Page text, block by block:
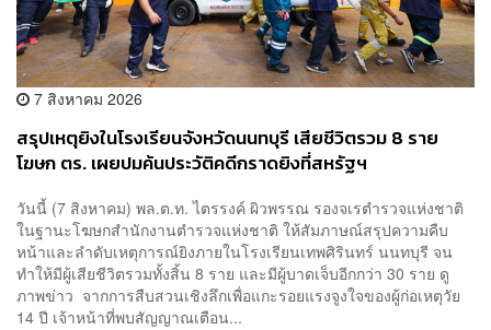
7 สิงหาคม 2026
สรุปเหตุยิงในโรงเรียนจังหวัดนนทบุรี เสียชีวิตรวม 8 ราย
โฆษก ตร. เผยปมค้นประวัติคดีกราดยิงที่สหรัฐฯ
วันนี้ (7 สิงหาคม) พล.ต.ท. ไตรรงค์ ผิวพรรณ รองจเรตำรวจแห่งชาติ
ในฐานะโฆษกสำนักงานตำรวจแห่งชาติ ให้สัมภาษณ์สรุปความคืบ
หน้าและลำดับเหตุการณ์ยิงภายในโรงเรียนเทพศิรินทร์ นนทบุรี จน
ทำให้มีผู้เสียชีวิตรวมทั้งสิ้น 8 ราย และมีผู้บาดเจ็บอีกกว่า 30 ราย ดู
ภาพข่าว จากการสืบสวนเชิงลึกเพื่อแกะรอยแรงจูงใจของผู้ก่อเหตุวัย
14 ปี เจ้าหน้าที่พบสัญญาณเตือน...